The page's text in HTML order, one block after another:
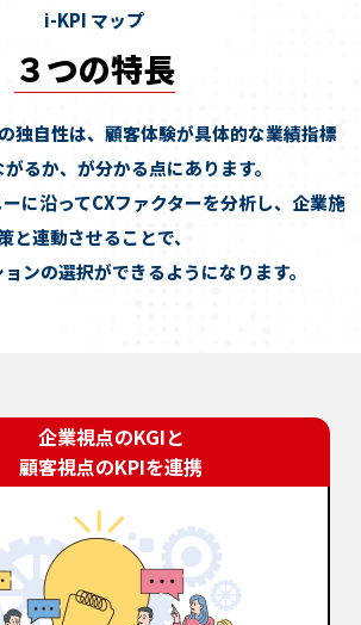
i-KPI マップ
３つの特長
独自性は、顧客体験が具体的な業績指標
るか、が分かる点にあります。
に沿ってCXファクターを分析し、企業施
と連動させることで、
ンの選択ができるようになります。
企業視点のKGIと
顧客視点のKPIを連携